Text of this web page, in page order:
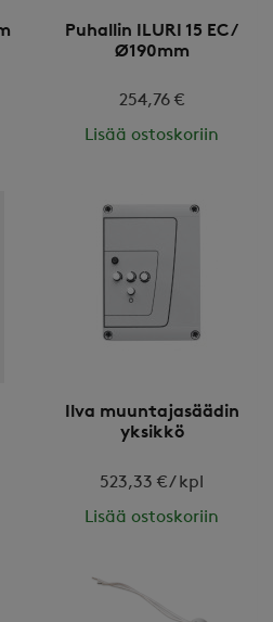
Puhallin ILURI 15 EC /
Ø190mm
254,76 €
Lisää ostoskoriin
Ilva muuntajasäädin
yksikkö
523,33 € / kpl
Lisää ostoskoriin